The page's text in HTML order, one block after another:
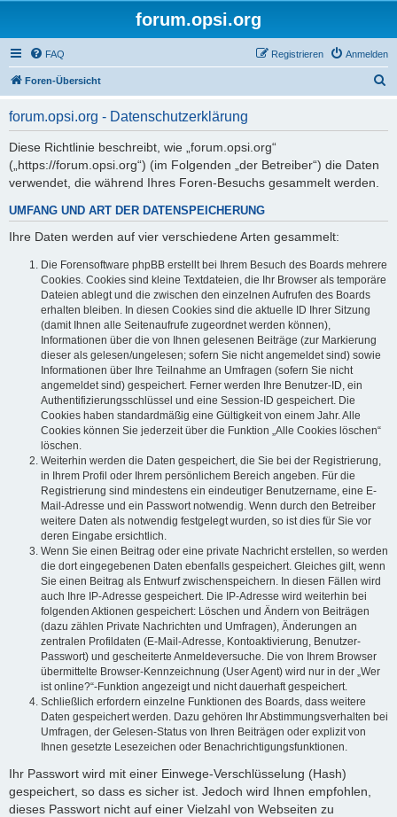
forum.opsi.org
FAQ Anmelden
Registrieren
Foren-Übersicht
forum.opsi.org - Datenschutzerklärung
Diese Richtlinie beschreibt, wie „forum.opsi.org“
(„https://forum.opsi.org“) (im Folgenden „der Betreiber“) die Daten
verwendet, die während Ihres Foren-Besuchs gesammelt werden.
UMFANG UND ART DER DATENSPEICHERUNG
Ihre Daten werden auf vier verschiedene Arten gesammelt:
Die Forensoftware phpBB erstellt bei Ihrem Besuch des Boards mehrere
Cookies. Cookies sind kleine Textdateien, die Ihr Browser als temporäre
Dateien ablegt und die zwischen den einzelnen Aufrufen des Boards
erhalten bleiben. In diesen Cookies sind die aktuelle ID Ihrer Sitzung
(damit Ihnen alle Seitenaufrufe zugeordnet werden können),
Informationen über die von Ihnen gelesenen Beiträge (zur Markierung
dieser als gelesen/ungelesen; sofern Sie nicht angemeldet sind) sowie
Informationen über Ihre Teilnahme an Umfragen (sofern Sie nicht
angemeldet sind) gespeichert. Ferner werden Ihre Benutzer-ID, ein
Authentifizierungsschlüssel und eine Session-ID gespeichert. Die
Cookies haben standardmäßig eine Gültigkeit von einem Jahr. Alle
Cookies können Sie jederzeit über die Funktion „Alle Cookies löschen“
löschen.
Weiterhin werden die Daten gespeichert, die Sie bei der Registrierung,
in Ihrem Profil oder Ihrem persönlichem Bereich angeben. Für die
Registrierung sind mindestens ein eindeutiger Benutzername, eine E-
Mail-Adresse und ein Passwort notwendig. Wenn durch den Betreiber
weitere Daten als notwendig festgelegt wurden, so ist dies für Sie vor
deren Eingabe ersichtlich.
Wenn Sie einen Beitrag oder eine private Nachricht erstellen, so werden
die dort eingegebenen Daten ebenfalls gespeichert. Gleiches gilt, wenn
Sie einen Beitrag als Entwurf zwischenspeichern. In diesen Fällen wird
auch Ihre IP-Adresse gespeichert. Die IP-Adresse wird weiterhin bei
folgenden Aktionen gespeichert: Löschen und Ändern von Beiträgen
(dazu zählen Private Nachrichten und Umfragen), Änderungen an
zentralen Profildaten (E-Mail-Adresse, Kontoaktivierung, Benutzer-
Passwort) und gescheiterte Anmeldeversuche. Die von Ihrem Browser
übermittelte Browser-Kennzeichnung (User Agent) wird nur in der „Wer
ist online?“-Funktion angezeigt und nicht dauerhaft gespeichert.
Schließlich erfordern einzelne Funktionen des Boards, dass weitere
Daten gespeichert werden. Dazu gehören Ihr Abstimmungsverhalten bei
Umfragen, der Gelesen-Status von Ihren Beiträgen oder explizit von
Ihnen gesetzte Lesezeichen oder Benachrichtigungsfunktionen.
Ihr Passwort wird mit einer Einwege-Verschlüsselung (Hash)
gespeichert, so dass es sicher ist. Jedoch wird Ihnen empfohlen,
dieses Passwort nicht auf einer Vielzahl von Webseiten zu